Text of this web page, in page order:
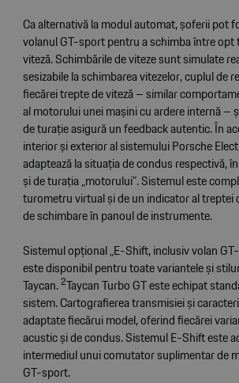
Ca alternativă la modul automat, șoferii pot
volanul GT-sport pentru a schimba între opt
viteză. Schimbările de viteze sunt simulate
sesizabile la schimbarea vitezelor, cuplul de
fiecărei trepte de viteză – similar
al motorului unei mașini cu ardere internă –
de turație asigură un feedback autentic. În
interior și exterior al sistemului Porsche
adaptează la situația de condus respectivă,
și de turația „motorului”. Sistemul este
turometru virtual și de un indicator al treptei
de schimbare în panoul de instrumente.
Sistemul opțional „E-Shift, inclusiv volan
este disponibil pentru toate variantele și
Taycan.2Taycan Turbo GT este echipat
sistem. Cartografierea transmisiei și
adaptate fiecărui model, oferind fiecărei
acustic și de condus. Sistemul E-Shift este
intermediul unui comutator suplimentar de
GT-sport.